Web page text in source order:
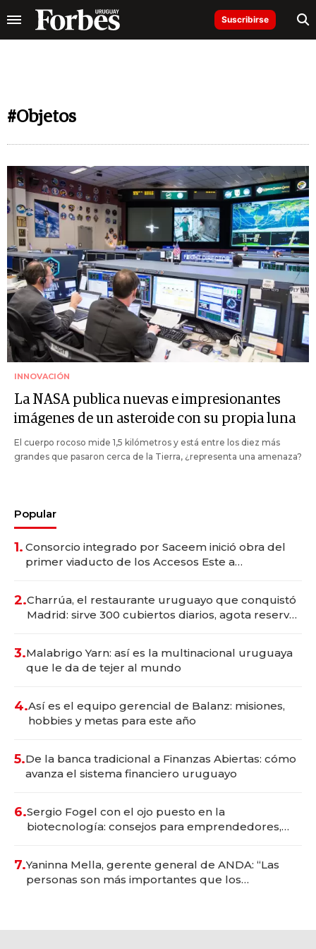
Suscribirse
#Objetos
INNOVACIÓN
La NASA publica nuevas e impresionantes
imágenes de un asteroide con su propia luna
El cuerpo rocoso mide 1,5 kilómetros y está entre los diez más
grandes que pasaron cerca de la Tierra, ¿representa una amenaza?
Popular
1. Consorcio integrado por Saceem inició obra del
primer viaducto de los Accesos Este a
2.Charrúa, el restaurante uruguayo que conquistó
Madrid: sirve 300 cubiertos diarios, agota reservas
3.Malabrigo Yarn: así es la multinacional uruguaya
que le da de tejer al mundo
4.Así es el equipo gerencial de Balanz: misiones,
hobbies y metas para este año
5.De la banca tradicional a Finanzas Abiertas: cómo
avanza el sistema financiero uruguayo
6.Sergio Fogel con el ojo puesto en la
biotecnología: consejos para emprendedores,
7.Yaninna Mella, gerente general de ANDA: “Las
personas son más importantes que los